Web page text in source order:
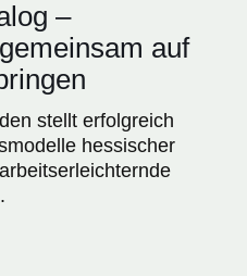
–
auf
stellt erfolgreich
hessischer